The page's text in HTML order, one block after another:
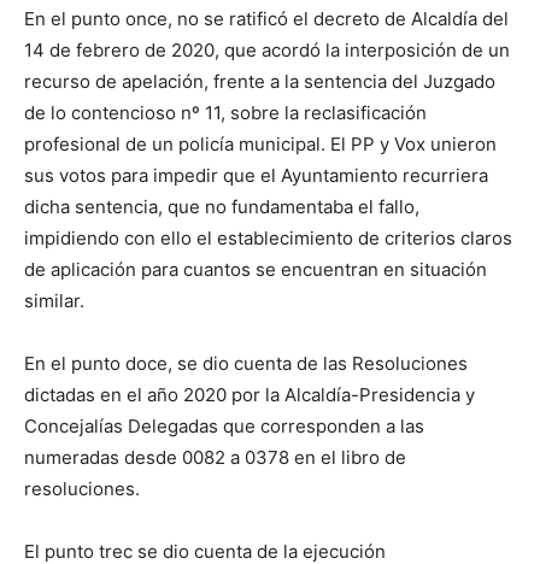
En el punto once, no se ratificó el decreto de Alcaldía del
14 de febrero de 2020, que acordó la interposición de un
recurso de apelación, frente a la sentencia del Juzgado
de lo contencioso nº 11, sobre la reclasificación
profesional de un policía municipal. El PP y Vox unieron
sus votos para impedir que el Ayuntamiento recurriera
dicha sentencia, que no fundamentaba el fallo,
impidiendo con ello el establecimiento de criterios claros
de aplicación para cuantos se encuentran en situación
similar.
En el punto doce, se dio cuenta de las Resoluciones
dictadas en el año 2020 por la Alcaldía-Presidencia y
Concejalías Delegadas que corresponden a las
numeradas desde 0082 a 0378 en el libro de
resoluciones.
El punto trec se dio cuenta de la ejecución